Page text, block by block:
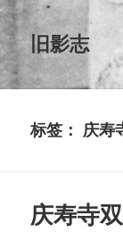
旧影志
标签： 庆寿
庆寿寺